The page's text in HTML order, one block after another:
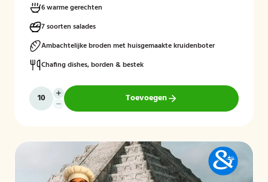
6 warme gerechten
7 soorten salades
Ambachtelijke broden met huisgemaakte kruidenboter
Chafing dishes, borden & bestek
Toevoegen